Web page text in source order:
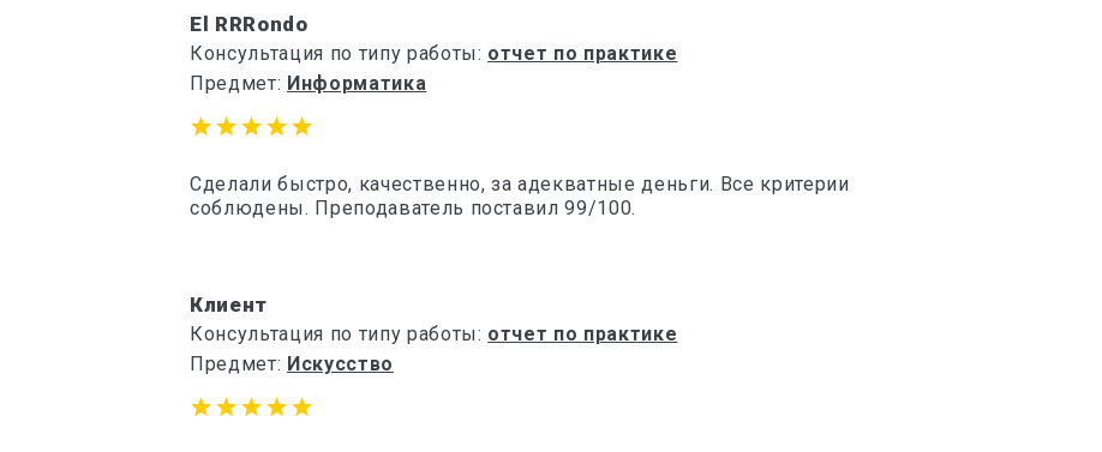
El RRRondo
Консультация по типу работы: отчет по практике
Предмет: Информатика
Сделали быстро, качественно, за адекватные деньги. Все критерии
соблюдены. Преподаватель поставил 99/100.
Клиент
Консультация по типу работы: отчет по практике
Предмет: Искусство